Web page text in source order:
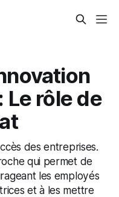
Le rôle de
des entreprises.
qui permet de
les employés
et à les mettre